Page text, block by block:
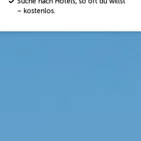
– kostenlos.